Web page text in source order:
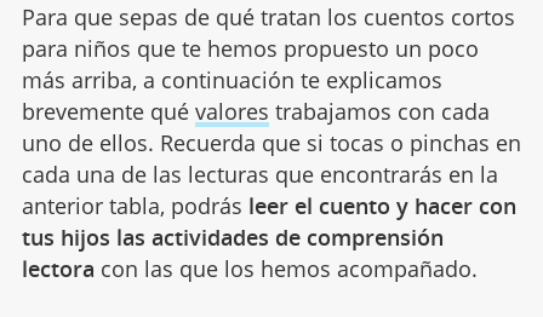
Para que sepas de qué tratan los cuentos cortos
para niños que te hemos propuesto un poco
más arriba, a continuación te explicamos
brevemente qué valores trabajamos con cada
uno de ellos. Recuerda que si tocas o pinchas en
cada una de las lecturas que encontrarás en la
anterior tabla, podrás leer el cuento y hacer con
tus hijos las actividades de comprensión
lectora con las que los hemos acompañado.